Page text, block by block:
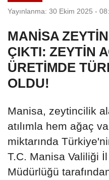
Yayınlanma: 30 Ekim 2025 -
MANİSA
ÇIKTI: ZEYTİN
ÜRETİMDE
OLDU!
Manisa, zeytincilik
atılımla hem ağaç
miktarında
T.C. Manisa Valiliği
Müdürlüğü